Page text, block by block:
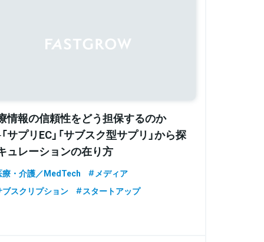
情報の信頼性をどう担保するのか
サプリEC」「サブスク型サプリ」から探
ュレーションの在り方
療・介護／MedTech
メディア
ブスクリプション
スタートアップ